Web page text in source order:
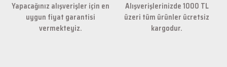
Yapacağınız alışverişler için en
uygun fiyat garantisi
vermekteyiz.
Alışverişlerinizde 1000 TL
üzeri tüm ürünler ücretsiz
kargodur.